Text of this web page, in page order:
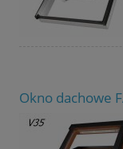
Okno dachowe